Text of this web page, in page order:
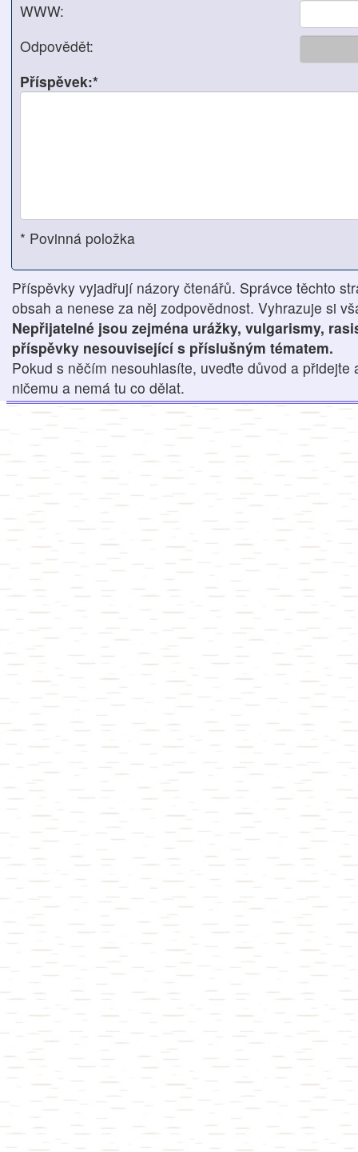
WWW:
Odpovědět:
Příspěvek:*
* Povinná položka
Příspěvky vyjadřují názory čtenářů. Správce těchto
obsah a nenese za něj zodpovědnost. Vyhrazuje si
Nepřijatelné jsou zejména urážky, vulgarismy,
příspěvky nesouvisející s příslušným tématem.
Pokud s něčím nesouhlasíte, uveďte důvod a přidejte
ničemu a nemá tu co dělat.